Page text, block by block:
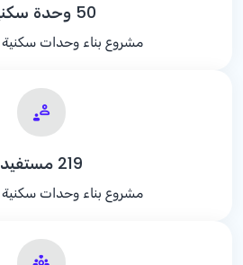
50 وحدة سكنية
مشروع بناء وحدات
219 مستفيد
مشروع بناء وحدات